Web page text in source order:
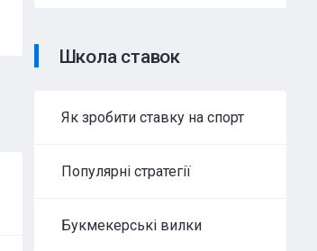
Школа ставок
Як зробити ставку на спорт
Популярні стратегії
Букмекерські вилки